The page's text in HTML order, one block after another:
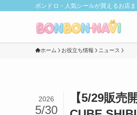
ボンドロ・人気シールが買えるお店
ホーム お役立ち情報 ニュース
【5/29販
2026
5/30